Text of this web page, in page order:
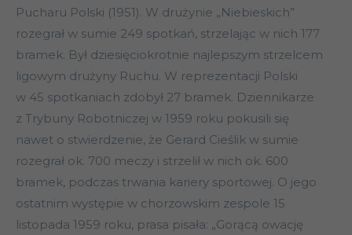
Pucharu Polski (1951). W drużynie „Niebieskich”
rozegrał w sumie 249 spotkań, strzelając w nich 177
bramek. Był dziesięciokrotnie najlepszym strzelcem
ligowym drużyny Ruchu. W reprezentacji Polski
w 45 spotkaniach zdobył 27 bramek. Dziennikarze
z Trybuny Robotniczej w 1959 roku pokusili się
nawet o stwierdzenie, że Gerard Cieślik w sumie
rozegrał ok. 700 meczy i strzelił w nich ok. 600
bramek, podczas trwania kariery sportowej. O jego
ostatnim występie w chorzowskim zespole 15
listopada 1959 roku, prasa pisała: „Gorącą owację